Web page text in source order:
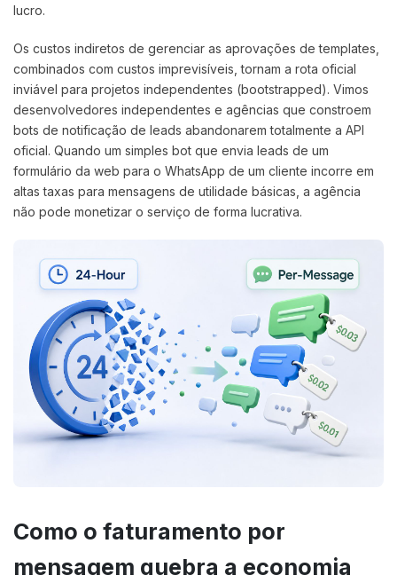
lucro.
Os custos indiretos de gerenciar as aprovações de templates,
combinados com custos imprevisíveis, tornam a rota oficial
inviável para projetos independentes (bootstrapped). Vimos
desenvolvedores independentes e agências que constroem
bots de notificação de leads abandonarem totalmente a API
oficial. Quando um simples bot que envia leads de um
formulário da web para o WhatsApp de um cliente incorre em
altas taxas para mensagens de utilidade básicas, a agência
não pode monetizar o serviço de forma lucrativa.
Como o faturamento por
mensagem quebra a economia